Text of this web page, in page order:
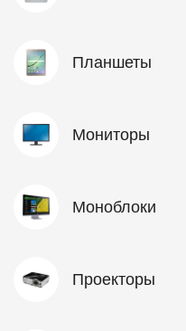
Планшеты
Мониторы
Моноблоки
Проекторы